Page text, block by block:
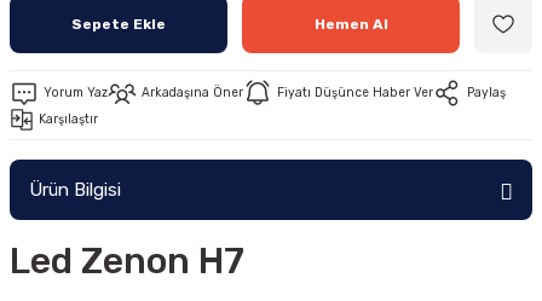
Sepete Ekle Hemen Al
Yorum Yaz Arkadaşına Öner Fiyatı Düşünce Haber Ver
Paylaş
Karşılaştır
Ürün Bilgisi
Led Zenon H7